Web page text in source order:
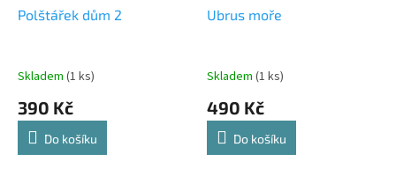
Polštářek dům 2
Skladem (1 ks)
390 Kč
Do košíku
Ubrus moře
Skladem (1 ks)
490 Kč
Do košíku